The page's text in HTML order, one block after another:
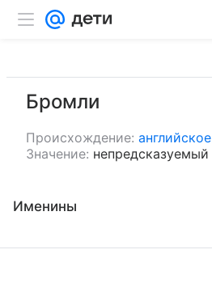
Бромли
Происхождение: английское
Значение: непредсказуемый
Именины